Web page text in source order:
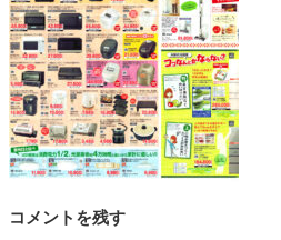
コメントを残す